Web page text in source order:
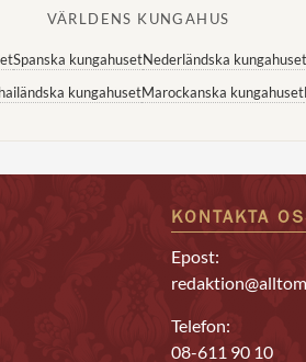
VÄRLDENS KUNGAHUS
Spanska kungahusetNederländska kungahuset
kungahusetMarockanska kungahuset
KONTAKTA
Epost:
Telefon:
08-611 90 10